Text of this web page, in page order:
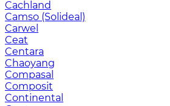
Cachland
Camso (Solideal)
Carwel
Ceat
Centara
Chaoyang
Compasal
Composit
Continental